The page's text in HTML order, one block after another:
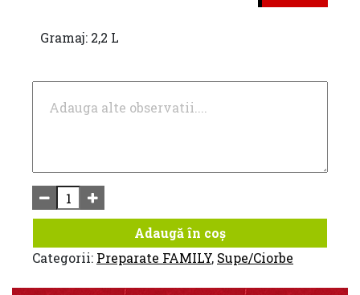
Gramaj: 2,2 L
Adaugă în coș
Categorii: Preparate FAMILY, Supe/Ciorbe